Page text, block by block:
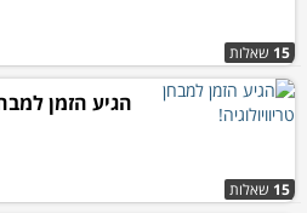
15 שאלות
15 שאלות
הגיע הזמן